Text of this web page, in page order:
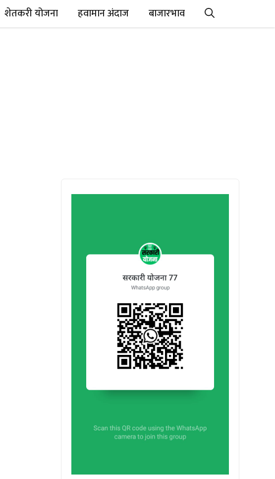
शेतकरी योजना हवामान अंदाज बाजारभाव